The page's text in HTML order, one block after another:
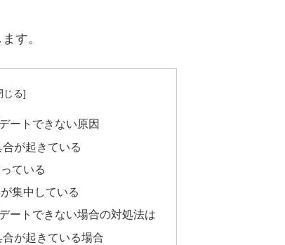
す。
ートできない原因
が起きている
ている
集中している
ートできない場合の対処法は
が起きている場合